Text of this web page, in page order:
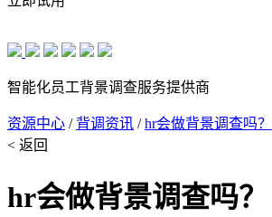
智能化员工背景调查服务提供商
资源中心 / 背调资讯 /hr会做背景调查吗？
< 返回
hr会做背景调查吗？